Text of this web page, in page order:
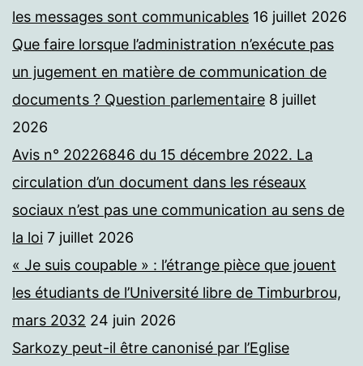
les messages sont communicables 16 juillet 2026
Que faire lorsque l’administration n’exécute pas
un jugement en matière de communication de
documents ? Question parlementaire 8 juillet
2026
Avis n° 20226846 du 15 décembre 2022. La
circulation d’un document dans les réseaux
sociaux n’est pas une communication au sens de
la loi 7 juillet 2026
« Je suis coupable » : l’étrange pièce que jouent
les étudiants de l’Université libre de Timburbrou,
mars 2032 24 juin 2026
Sarkozy peut-il être canonisé par l’Eglise